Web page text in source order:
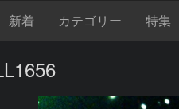
新着 カテゴリー 特集